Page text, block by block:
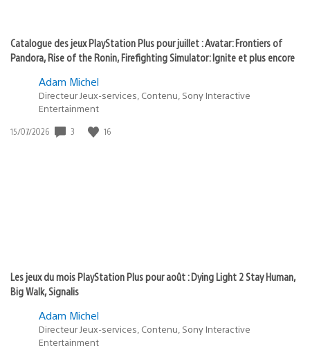
Catalogue des jeux PlayStation Plus pour juillet : Avatar: Frontiers of
Pandora, Rise of the Ronin, Firefighting Simulator: Ignite et plus encore
Adam Michel
Directeur Jeux-services, Contenu, Sony Interactive
Entertainment
Date
15/07/2026 3 16
Les jeux du mois PlayStation Plus pour août : Dying Light 2 Stay Human,
Big Walk, Signalis
Adam Michel
Directeur Jeux-services, Contenu, Sony Interactive
Entertainment